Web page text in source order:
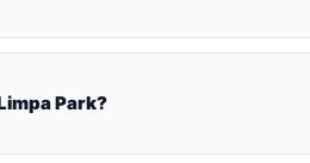
Park?